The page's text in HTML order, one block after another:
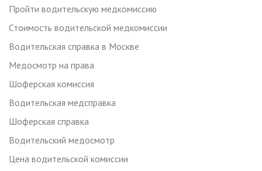
Пройти водительскую медкомиссию
Стоимость водительской медкомиссии
Водительская справка в Москве
Медосмотр на права
Шоферская комиссия
Водительская медсправка
Шоферская справка
Водительский медосмотр
Цена водительской комиссии